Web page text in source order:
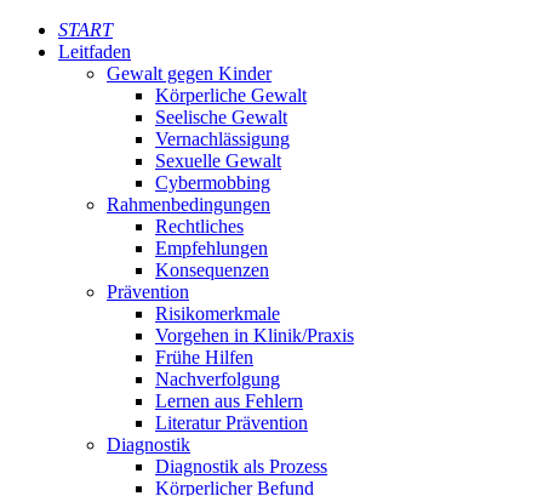
START
Leitfaden
Gewalt gegen Kinder
Körperliche Gewalt
Seelische Gewalt
Vernachlässigung
Sexuelle Gewalt
Cybermobbing
Rahmenbedingungen
Rechtliches
Empfehlungen
Konsequenzen
Prävention
Risikomerkmale
Vorgehen in Klinik/Praxis
Frühe Hilfen
Nachverfolgung
Lernen aus Fehlern
Literatur Prävention
Diagnostik
Diagnostik als Prozess
Körperlicher Befund